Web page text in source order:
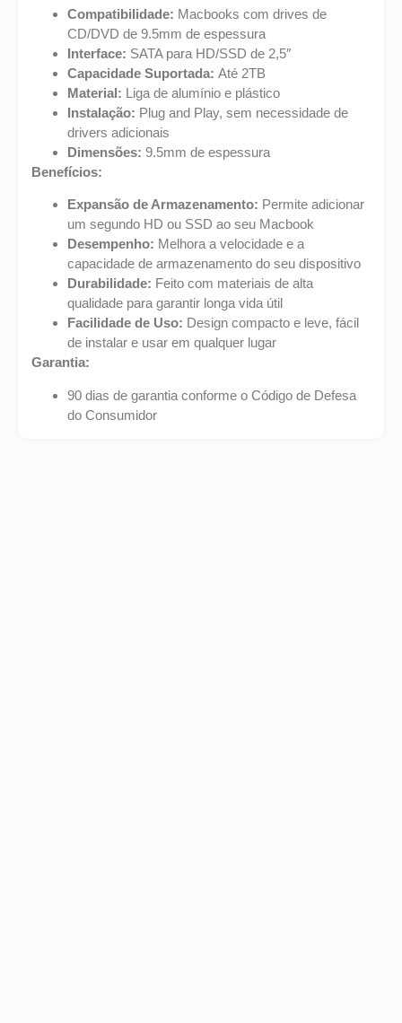
Compatibilidade: Macbooks com drives de
CD/DVD de 9.5mm de espessura
Interface: SATA para HD/SSD de 2,5″
Capacidade Suportada: Até 2TB
Material: Liga de alumínio e plástico
Instalação: Plug and Play, sem necessidade de
drivers adicionais
Dimensões: 9.5mm de espessura
Benefícios:
Expansão de Armazenamento: Permite adicionar
um segundo HD ou SSD ao seu Macbook
Desempenho: Melhora a velocidade e a
capacidade de armazenamento do seu dispositivo
Durabilidade: Feito com materiais de alta
qualidade para garantir longa vida útil
Facilidade de Uso: Design compacto e leve, fácil
de instalar e usar em qualquer lugar
Garantia:
90 dias de garantia conforme o Código de Defesa
do Consumidor